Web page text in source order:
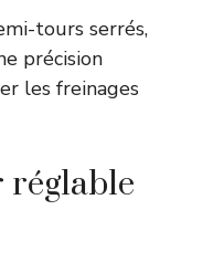
tours serrés,
précision
les freinages
réglable